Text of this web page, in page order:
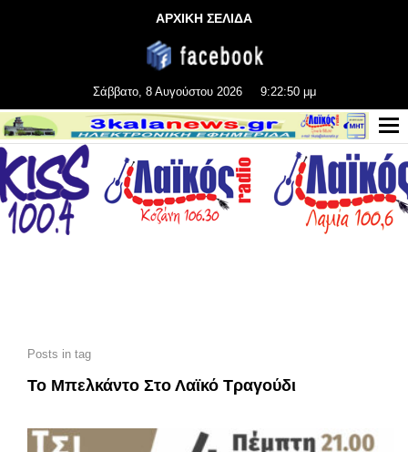
ΑΡΧΙΚΗ ΣΕΛΙΔΑ
Σάββατο, 8 Αυγούστου 2026 9:22:51 μμ
Posts in tag
Το Μπελκάντο Στο Λαϊκό Τραγούδι